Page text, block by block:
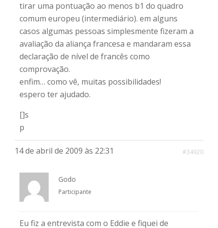
tirar uma pontuação ao menos b1 do quadro
comum europeu (intermediário). em alguns
casos algumas pessoas simplesmente fizeram a
avaliação da aliança francesa e mandaram essa
declaração de nível de francês como
comprovação.
enfim… como vê, muitas possibilidades!
espero ter ajudado.
[]s
p
14 de abril de 2009 às 22:31 #34920
Godo
Participante
Eu fiz a entrevista com o Eddie e fiquei de